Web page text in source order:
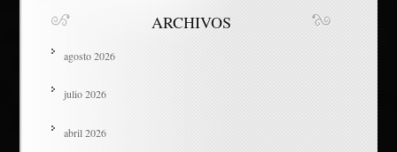
ARCHIVOS
agosto 2026
julio 2026
abril 2026